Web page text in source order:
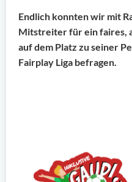
Endlich konnten wir mit
Mitstreiter für ein faires,
auf dem Platz zu seiner
Fairplay Liga befragen.